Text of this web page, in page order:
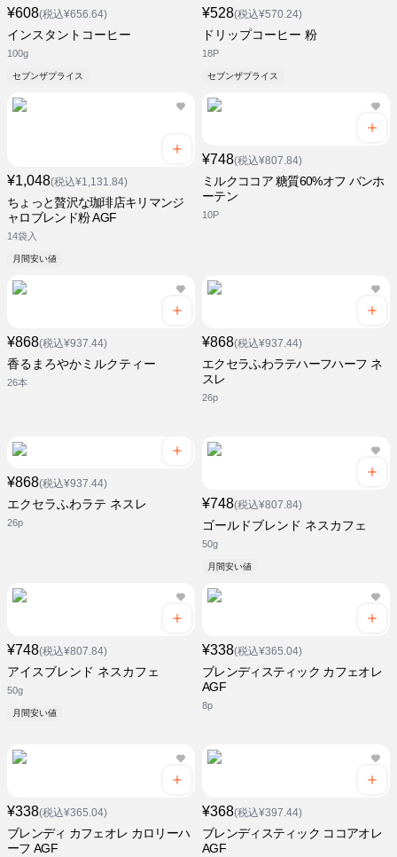
¥608(税込¥656.64)
インスタントコーヒー
100g
セブンザプライス
¥528(税込¥570.24)
ドリップコーヒー 粉
18P
セブンザプライス
¥1,048(税込¥1,131.84)
ちょっと贅沢な珈琲店キリマンジ
ャロブレンド粉 AGF
14袋入
月間安い値
¥748(税込¥807.84)
ミルクココア 糖質60%オフ バンホ
ーテン
10P
¥868(税込¥937.44)
香るまろやかミルクティー
26本
¥868(税込¥937.44)
エクセラふわラテハーフハーフ ネ
スレ
26p
¥868(税込¥937.44)
エクセラふわラテ ネスレ
26p
¥748(税込¥807.84)
ゴールドブレンド ネスカフェ
50g
月間安い値
¥748(税込¥807.84)
アイスブレンド ネスカフェ
50g
月間安い値
¥338(税込¥365.04)
ブレンディスティック カフェオレ
AGF
8p
¥338(税込¥365.04)
ブレンディ カフェオレ カロリーハ
ーフ AGF
¥368(税込¥397.44)
ブレンディスティック ココアオレ
AGF